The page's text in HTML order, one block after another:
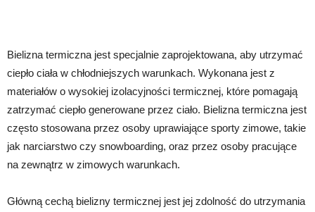
Bielizna termiczna jest specjalnie zaprojektowana, aby utrzymać
ciepło ciała w chłodniejszych warunkach. Wykonana jest z
materiałów o wysokiej izolacyjności termicznej, które pomagają
zatrzymać ciepło generowane przez ciało. Bielizna termiczna jest
często stosowana przez osoby uprawiające sporty zimowe, takie
jak narciarstwo czy snowboarding, oraz przez osoby pracujące
na zewnątrz w zimowych warunkach.
Główną cechą bielizny termicznej jest jej zdolność do utrzymania